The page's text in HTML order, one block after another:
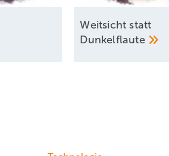
Weitsicht statt
Dunkelflaute